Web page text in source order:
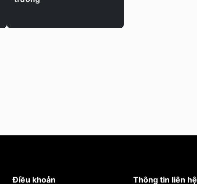
Điều khoản Thông tin liên hệ